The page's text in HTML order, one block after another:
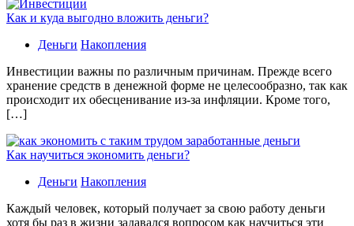
Как и куда выгодно вложить деньги?
Деньги Накопления
Инвестиции важны по различным причинам. Прежде всего
хранение средств в денежной форме не целесообразно, так как
происходит их обесценивание из-за инфляции. Кроме того,
[…]
Как научиться экономить деньги?
Деньги Накопления
Каждый человек, который получает за свою работу деньги
хотя бы раз в жизни задавался вопросом как научиться эти